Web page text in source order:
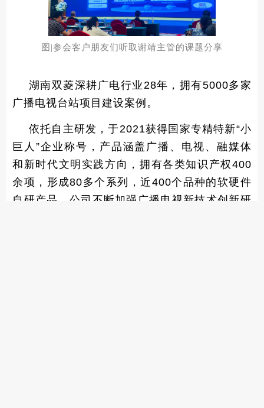
图|参会客户朋友们听取谢靖主管的课题分享
湖南双菱深耕广电行业28年，拥有5000多家
广播电视台站项目建设案例。
依托自主研发，于2021获得国家专精特新“小
巨人”企业称号，产品涵盖广播、电视、融媒体
和新时代文明实践方向，拥有各类知识产权400
余项，形成80多个系列，近400个品种的软硬件
自研产品，公司不断加强广播电视新技术创新研